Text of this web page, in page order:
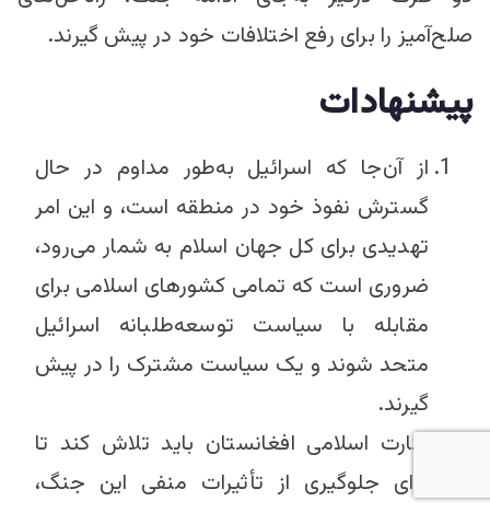
صلح‌آمیز را برای رفع اختلافات خود در پیش گیرند.
پیشنهادات
از آن‌جا که اسرائیل به‌طور مداوم در حال
گسترش نفوذ خود در منطقه است، و این امر
تهدیدی برای کل جهان اسلام به شمار می‌رود،
ضروری است که تمامی کشورهای اسلامی برای
مقابله با سیاست توسعه‌طلبانه اسرائیل
متحد شوند و یک سیاست مشترک را در پیش
گیرند.
امارت اسلامی افغانستان باید تلاش کند تا
برای جلوگیری از تأثیرات منفی این جنگ،